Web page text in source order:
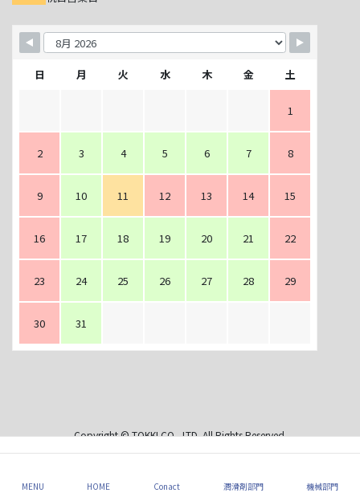
日 月 火 水 木 金 土
1
2 3 4 5 6 7 8
9 10 11 12 13 14 15
16 17 18 19 20 21 22
23 24 25 26 27 28 29
30 31
Copyright © TOKKI CO., LTD. All Rights Reserved.
MENU HOME Conact 潤滑剤部門 機械部門